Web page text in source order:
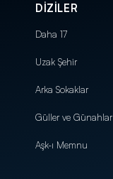
DİZİLER
Daha 17
Uzak Şehir
Arka Sokaklar
Güller ve Günahlar
Aşk-ı Memnu